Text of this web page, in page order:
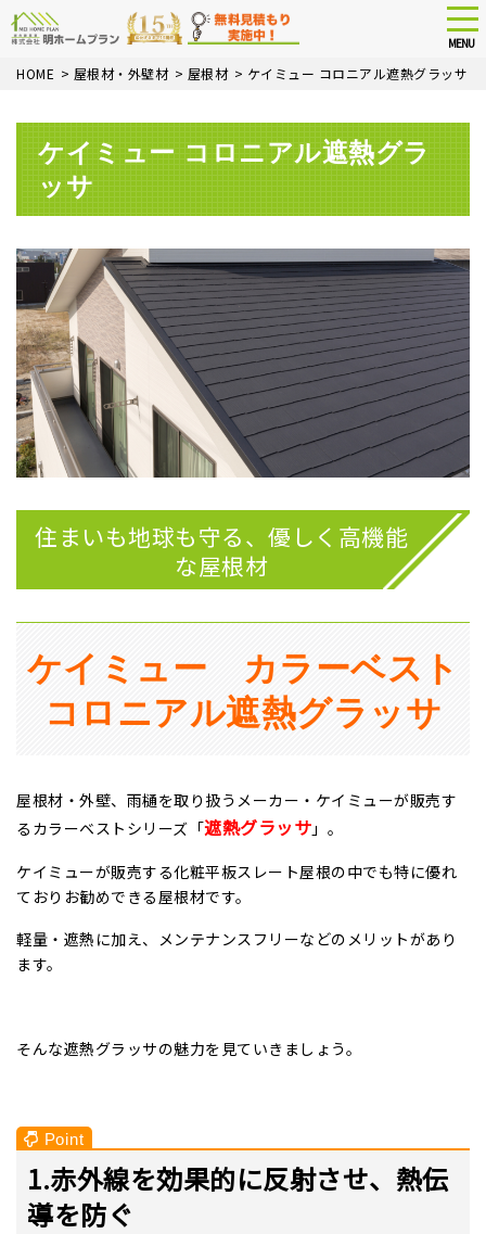
Skip
content
MENU
HOME > 屋根材・外壁材 > 屋根材 > ケイミュー コロニアル遮熱グラッサ
ケイミュー コロニアル遮熱グラ
ッサ
住まいも地球も守る、優しく高機能
な屋根材
ケイミュー カラーベスト
コロニアル遮熱グラッサ
屋根材・外壁、雨樋を取り扱うメーカー・ケイミューが販売す
るカラーベストシリーズ「遮熱グラッサ 」。
ケイミューが販売する化粧平板スレート屋根の中でも特に優れ
ておりお勧めできる屋根材です。
軽量・遮熱に加え、メンテナンスフリーなどのメリットがあり
ます。
そんな遮熱グラッサの魅力を見ていきましょう。
1.赤外線を効果的に反射させ、熱伝
導を防ぐ